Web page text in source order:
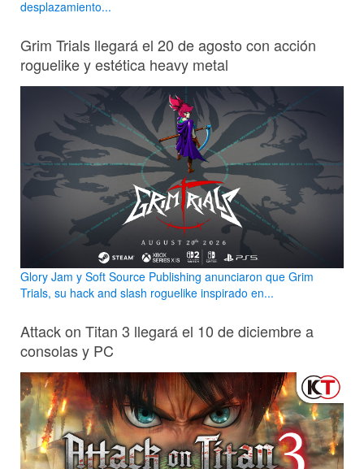
desplazamiento...
Grim Trials llegará el 20 de agosto con acción
roguelike y estética heavy metal
Glory Jam y Soft Source Publishing anunciaron que Grim
Trials, su hack and slash roguelike inspirado en...
Attack on Titan 3 llegará el 10 de diciembre a
consolas y PC